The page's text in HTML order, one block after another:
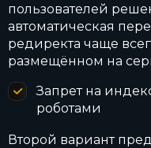
пользователей
автоматическая
редиректа чаще
размещённом на
Запрет на
роботами
Второй вариант